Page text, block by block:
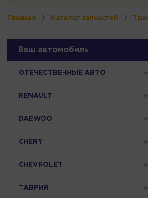
Главная Каталог запчастей
Ваш автомобиль
ОТЕЧЕСТВЕННЫЕ АВТО
RENAULT
DAEWOO
CHERY
CHEVROLET
ТАВРИЯ